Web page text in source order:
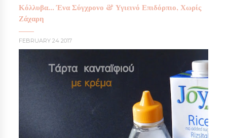
Κόλλυβα... Ένα Σύγχρονο & Υγιεινό Επιδόρπιο, Χωρίς
Ζάχαρη
FEBRUARY 24 2017